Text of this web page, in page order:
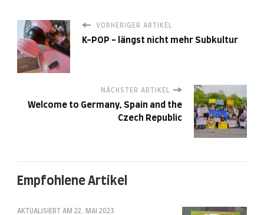
VORHERIGER ARTIKEL
K-POP - längst nicht mehr Subkultur
NÄCHSTER ARTIKEL
Welcome to Germany, Spain and the
Czech Republic
Empfohlene Artikel
AKTUALISIERT AM 22. MAI 2023